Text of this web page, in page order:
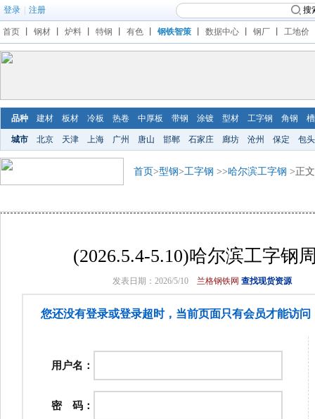
登录 注册 搜
首页 钢材 炉料 特钢 有色 钢铁智策 数据中心 钢厂 工地价
品种 建材 板材 冷板 热卷 中厚板 带钢 涂镀 型材 工字钢 角钢
城市 北京 天津 上海 广州 唐山 邯郸 石家庄 廊坊 沧州 保定 包头
首页>型钢>工字钢 >>哈尔滨工字钢 >正文
(2026.5.4-5.10)哈尔滨工字钢
发表日期：2026/5/10 兰格钢铁网 查找现货资源